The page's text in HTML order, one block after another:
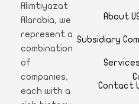
Alimtiyazat
Alarabia, we
represent a
combination
of
companies,
each with a
About
Subsidiary
Services
Contact